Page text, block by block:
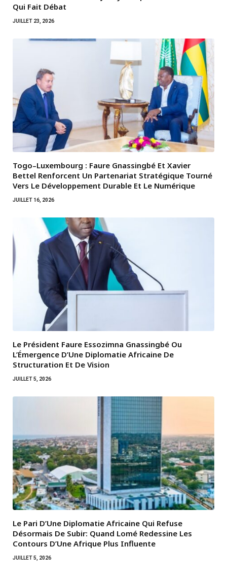
Qui Fait Débat
JUILLET 23, 2026
Togo–Luxembourg : Faure Gnassingbé Et Xavier
Bettel Renforcent Un Partenariat Stratégique Tourné
Vers Le Développement Durable Et Le Numérique
JUILLET 16, 2026
Le Président Faure Essozimna Gnassingbé Ou
L’Émergence D’Une Diplomatie Africaine De
Structuration Et De Vision
JUILLET 5, 2026
Le Pari D’Une Diplomatie Africaine Qui Refuse
Désormais De Subir: Quand Lomé Redessine Les
Contours D’Une Afrique Plus Influente
JUILLET 5, 2026